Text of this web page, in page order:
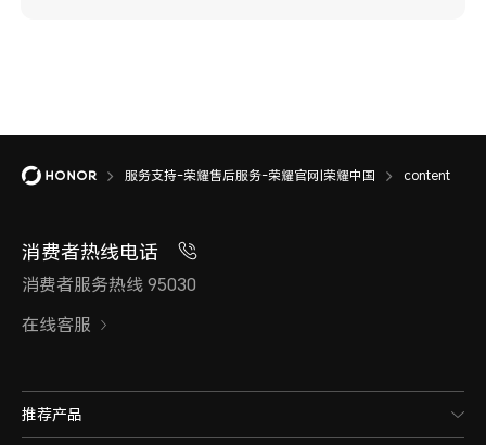
服务支持-荣耀售后服务-荣耀官网|荣耀中国 content
消费者热线电话
消费者服务热线 95030
在线客服
推荐产品